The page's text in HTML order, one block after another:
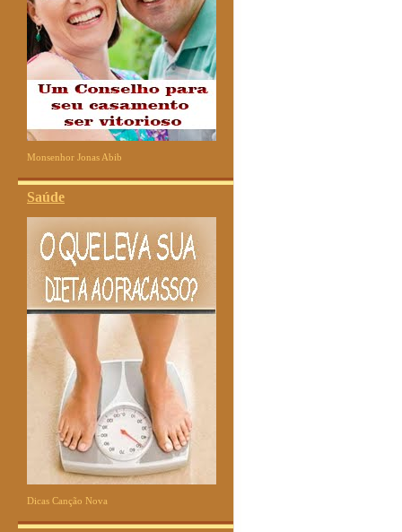
Monsenhor Jonas Abib
Saúde
Dicas Canção Nova